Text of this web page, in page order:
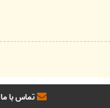
تماس با ما